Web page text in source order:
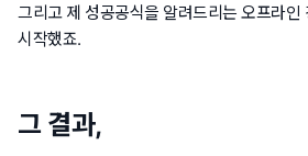
그리고 제 성공공식을 알려드리는 오프라
시작했죠.
그 결과,